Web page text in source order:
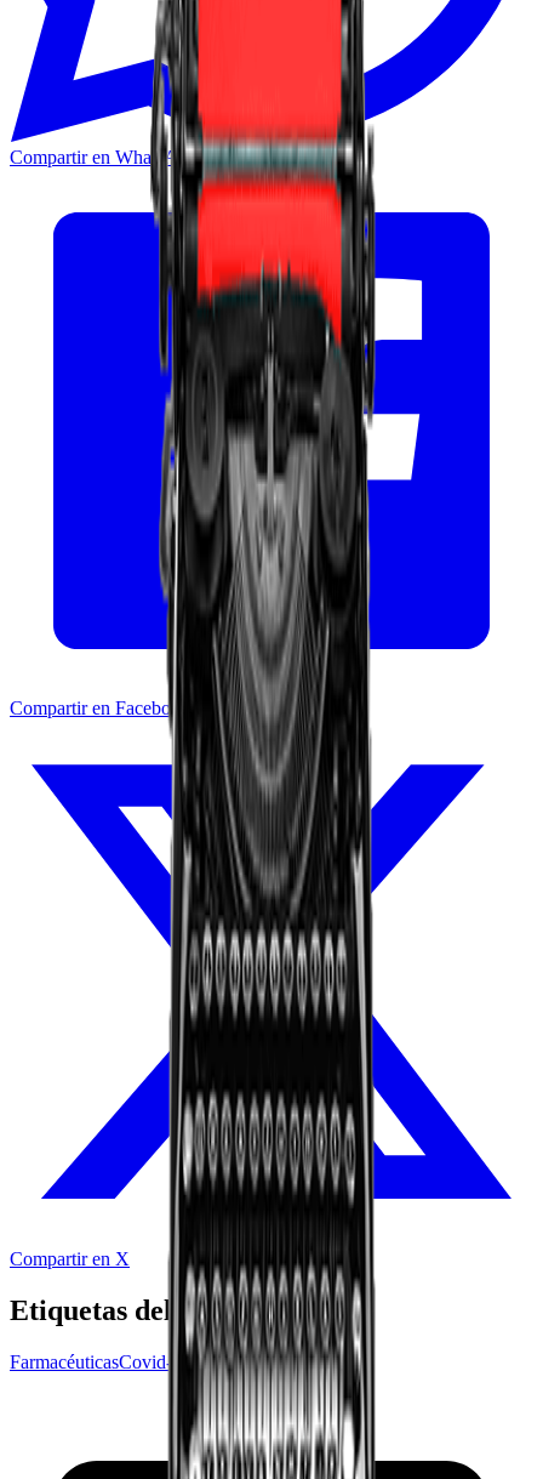
Compartir en WhatsApp
Compartir en Facebook
Compartir en X
Etiquetas del audio
FarmacéuticasCovid-19Pfizer